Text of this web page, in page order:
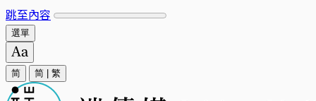
跳至內容
選單
简 简 繁